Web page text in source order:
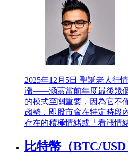
2025年12月5日 聖誕老人行
漲——涵蓋當前年度最後幾
的模式至關重要，因為它不
趨勢，即股市會在特定時段
存在的積極情緒或「看漲情
比特幣（BTC/